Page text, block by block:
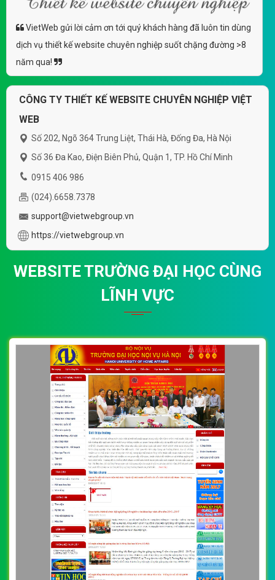
VietWeb gửi lời cảm ơn tới quý khách hàng đã luôn tin dùng
dịch vụ thiết kế website chuyên nghiệp suốt chặng đường >8
năm qua!
CÔNG TY THIẾT KẾ WEBSITE CHUYÊN NGHIỆP VIỆT
WEB
Số 202, Ngõ 364 Trung Liệt, Thái Hà, Đống Đa, Hà Nội
Số 36 Đa Kao, Điện Biên Phủ, Quận 1, TP. Hồ Chí Minh
0915 406 986
(024).6658.7378
support@vietwebgroup.vn
https://vietwebgroup.vn
WEBSITE TRƯỜNG ĐẠI HỌC CÙNG
LĨNH VỰC